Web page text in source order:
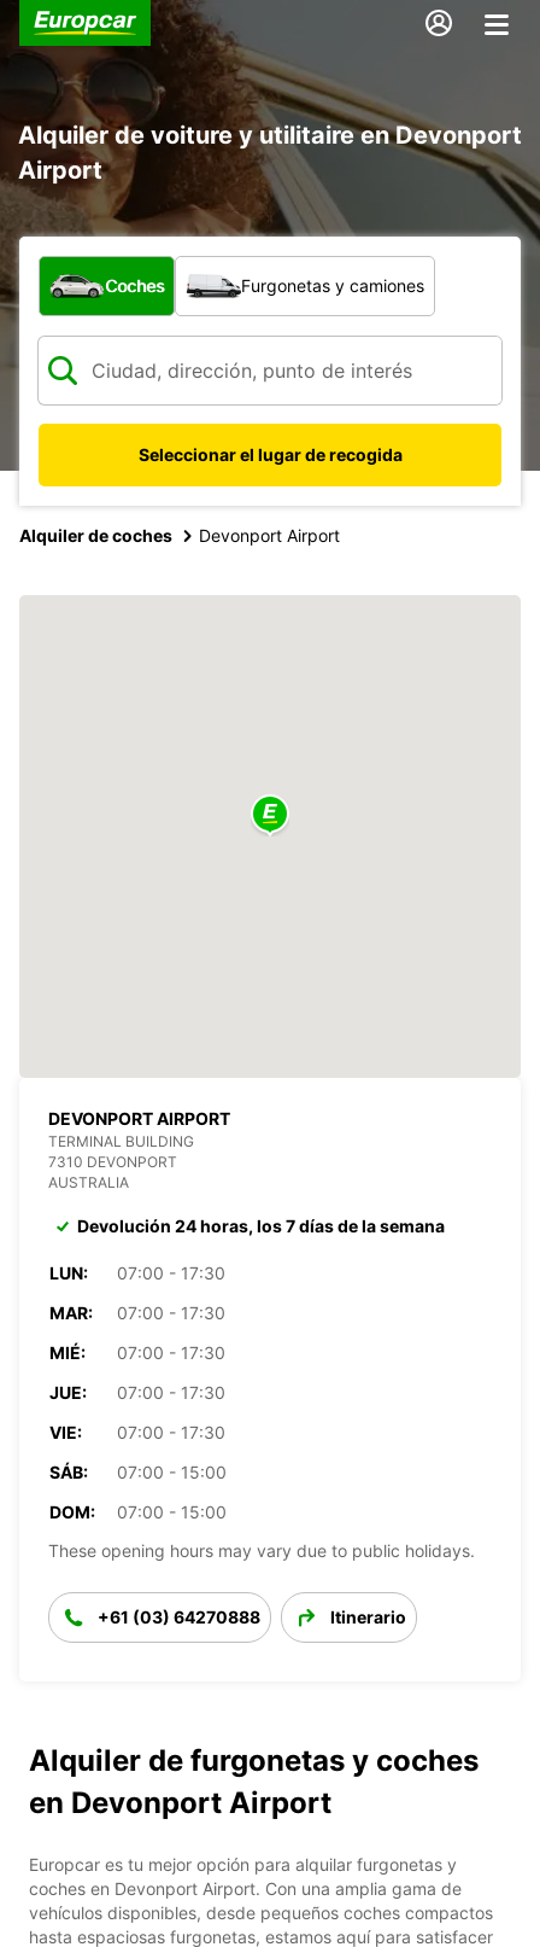
Alquiler de voiture y utilitaire en Devonport
Airport
¿Qué tipo de vehículo?
Coches Furgonetas y camiones
Seleccionar el lugar de recogida
Alquiler de coches Devonport Airport
DEVONPORT AIRPORT
TERMINAL BUILDING
7310 DEVONPORT
AUSTRALIA
Devolución 24 horas, los 7 días de la semana
LUN:
07:00 - 17:30
MAR:
07:00 - 17:30
MIÉ:
07:00 - 17:30
JUE:
07:00 - 17:30
VIE:
07:00 - 17:30
SÁB:
07:00 - 15:00
DOM:
07:00 - 15:00
These opening hours may vary due to public holidays.
+61 (03) 64270888 Itinerario
Alquiler de furgonetas y coches
en Devonport Airport
Europcar es tu mejor opción para alquilar furgonetas y
coches en Devonport Airport. Con una amplia gama de
vehículos disponibles, desde pequeños coches compactos
hasta espaciosas furgonetas, estamos aquí para satisfacer